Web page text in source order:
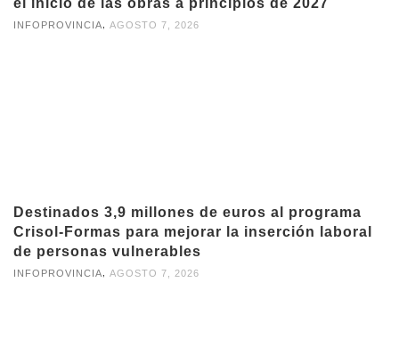
el inicio de las obras a principios de 2027
INFOPROVINCIA, AGOSTO 7, 2026
Destinados 3,9 millones de euros al programa
Crisol-Formas para mejorar la inserción laboral
de personas vulnerables
INFOPROVINCIA AGOSTO 7, 2026